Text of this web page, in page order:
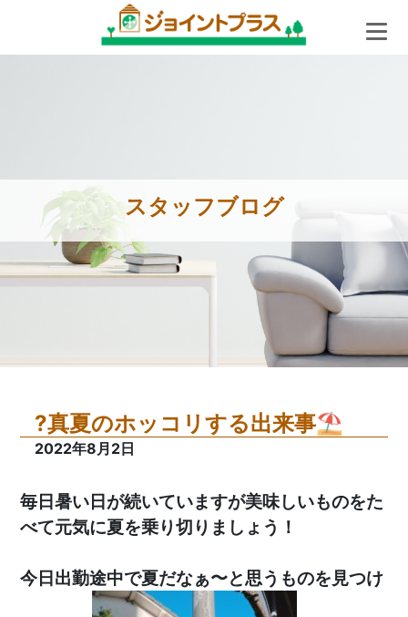
スタッフブログ
?真夏のホッコリする出来事⛱
2022年8月2日
毎日暑い日が続いていますが美味しいものをた
べて元気に夏を乗り切りましょう！
今日出勤途中で夏だなぁ〜と思うものを見つけ